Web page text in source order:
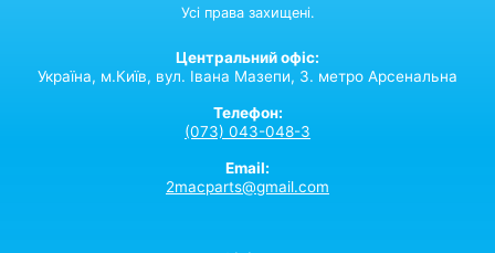
Усі права захищені.
Центральний офіс:
Україна, м.Київ, вул. Івана Мазепи, 3. метро Арсенальна
Телефон:
(073) 043-048-3
Email:
2macparts@gmail.com